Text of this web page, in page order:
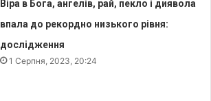
Віра в Бога, ангелів, рай, пекло і диявола
впала до рекордно низького рівня:
дослідження
1 Серпня, 2023, 20:24